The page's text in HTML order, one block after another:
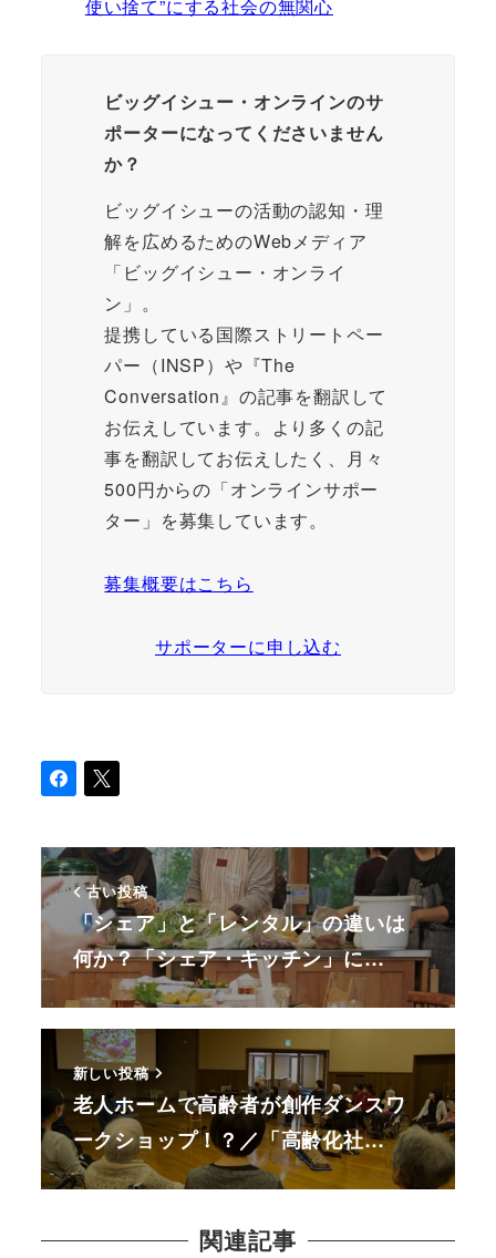
使い捨て”にする社会の無関心
ビッグイシュー・オンラインのサ
ポーターになってくださいません
か？
ビッグイシューの活動の認知・理
解を広めるためのWebメディア
「ビッグイシュー・オンライ
ン」。
提携している国際ストリートペー
パー（INSP）や『The
Conversation』の記事を翻訳して
お伝えしています。より多くの記
事を翻訳してお伝えしたく、月々
500円からの「オンラインサポー
ター」を募集しています。
募集概要はこちら
サポーターに申し込む
古い投稿
「シェア」と「レンタル」の違いは
何か？「シェア・キッチン」に…
新しい投稿
老人ホームで高齢者が創作ダンスワ
ークショップ！？／「高齢化社…
関連記事